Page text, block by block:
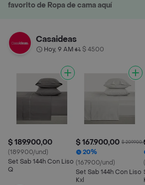
favorito de Ropa de cama aquí
Casaideas
Hoy, 9 AM• $ 4500
$ 189.900,00
(189900/und)
Set Sab 144h Con Liso
Q
$ 167.900,00 $
20%
(167900/und)
Set Sab 144h Con Liso
Kxl